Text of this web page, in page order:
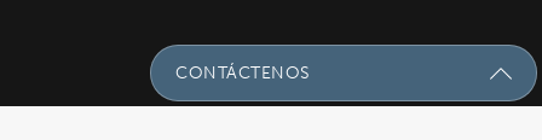
CONTÁCTENOS